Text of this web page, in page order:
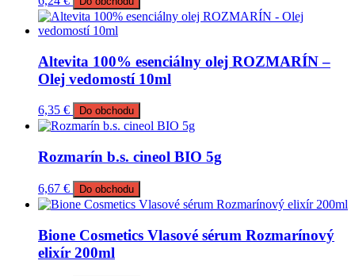
Altevita 100% esenciálny olej ROZMARÍN –
Olej vedomostí 10ml
6,35 € Do obchodu
Rozmarín b.s. cineol BIO 5g
6,67 € Do obchodu
Bione Cosmetics Vlasové sérum Rozmarínový
elixír 200ml